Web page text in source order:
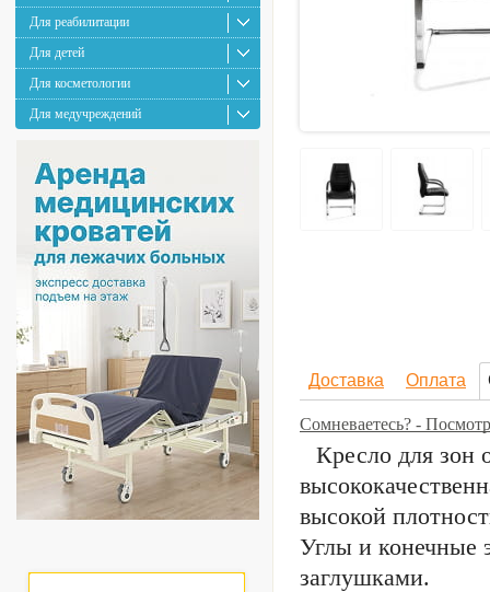
Для реабилитации
Для детей
Для косметологии
Для медучреждений
Доставка Оплата
Сомневаетесь? -
Кресло для зон
высокой
Углы и конечные
заглушками.